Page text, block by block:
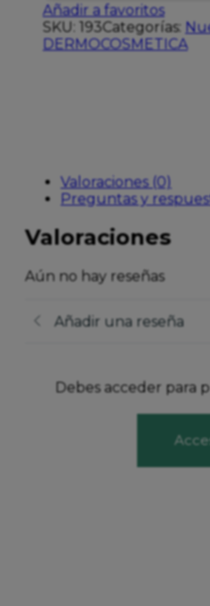
Añadir a favoritos
SKU: 193Categorías:
DERMOCOSMETICA
Valoraciones (0)
Preguntas y
Valoraciones
Aún no hay reseñas
Añadir una reseña
Debes acceder para